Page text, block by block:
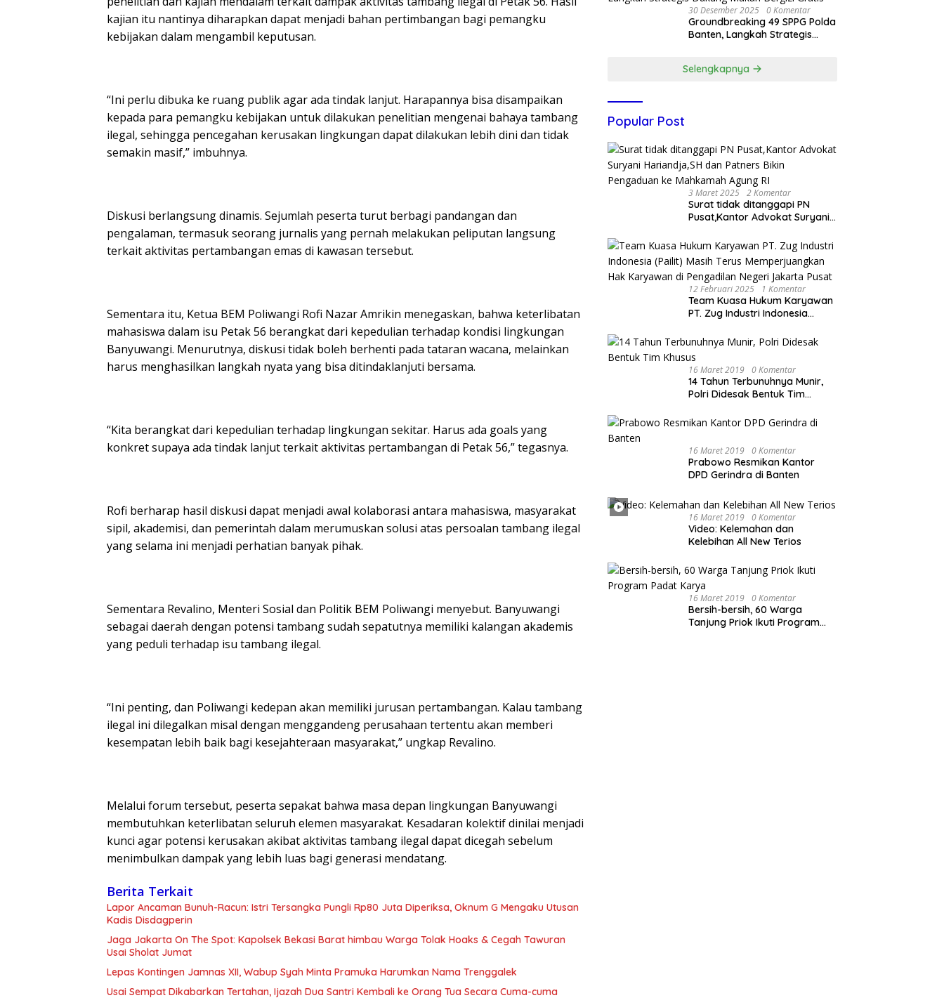
kajian itu nantinya diharapkan dapat menjadi bahan pertimbangan bagi pemangku
kebijakan dalam mengambil keputusan.
“Ini perlu dibuka ke ruang publik agar ada tindak lanjut. Harapannya bisa disampaikan
kepada para pemangku kebijakan untuk dilakukan penelitian mengenai bahaya tambang
ilegal, sehingga pencegahan kerusakan lingkungan dapat dilakukan lebih dini dan tidak
semakin masif,” imbuhnya.
Diskusi berlangsung dinamis. Sejumlah peserta turut berbagi pandangan dan
pengalaman, termasuk seorang jurnalis yang pernah melakukan peliputan langsung
terkait aktivitas pertambangan emas di kawasan tersebut.
Sementara itu, Ketua BEM Poliwangi Rofi Nazar Amrikin menegaskan, bahwa keterlibatan
mahasiswa dalam isu Petak 56 berangkat dari kepedulian terhadap kondisi lingkungan
Banyuwangi. Menurutnya, diskusi tidak boleh berhenti pada tataran wacana, melainkan
harus menghasilkan langkah nyata yang bisa ditindaklanjuti bersama.
“Kita berangkat dari kepedulian terhadap lingkungan sekitar. Harus ada goals yang
konkret supaya ada tindak lanjut terkait aktivitas pertambangan di Petak 56,” tegasnya.
Rofi berharap hasil diskusi dapat menjadi awal kolaborasi antara mahasiswa, masyarakat
sipil, akademisi, dan pemerintah dalam merumuskan solusi atas persoalan tambang ilegal
yang selama ini menjadi perhatian banyak pihak.
Sementara Revalino, Menteri Sosial dan Politik BEM Poliwangi menyebut. Banyuwangi
sebagai daerah dengan potensi tambang sudah sepatutnya memiliki kalangan akademis
yang peduli terhadap isu tambang ilegal.
“Ini penting, dan Poliwangi kedepan akan memiliki jurusan pertambangan. Kalau tambang
ilegal ini dilegalkan misal dengan menggandeng perusahaan tertentu akan memberi
kesempatan lebih baik bagi kesejahteraan masyarakat,” ungkap Revalino.
Melalui forum tersebut, peserta sepakat bahwa masa depan lingkungan Banyuwangi
membutuhkan keterlibatan seluruh elemen masyarakat. Kesadaran kolektif dinilai menjadi
kunci agar potensi kerusakan akibat aktivitas tambang ilegal dapat dicegah sebelum
menimbulkan dampak yang lebih luas bagi generasi mendatang.
Berita Terkait
Lapor Ancaman Bunuh-Racun: Istri Tersangka Pungli Rp80 Juta Diperiksa, Oknum G Mengaku Utusan
Kadis Disdagperin
Jaga Jakarta On The Spot: Kapolsek Bekasi Barat himbau Warga Tolak Hoaks & Cegah Tawuran
Usai Sholat Jumat
Lepas Kontingen Jamnas XII, Wabup Syah Minta Pramuka Harumkan Nama Trenggalek
Usai Sempat Dikabarkan Tertahan, Ijazah Dua Santri Kembali ke Orang Tua Secara Cuma-cuma
30 Desember 2025 0 Komentar
Groundbreaking 49 SPPG Polda
Banten, Langkah Strategis
Selengkapnya
Popular Post
3 Maret 2025 2 Komentar
Surat tidak ditanggapi PN
Pusat,Kantor Advokat Suryani
Pengaduan ke Mahkamah
Agung RI
12 Februari 2025 1 Komentar
Team Kuasa Hukum Karyawan
PT. Zug Industri Indonesia
Memperjuangkan Hak
Karyawan di Pengadilan Negeri
Jakarta Pusat
16 Maret 2019 0 Komentar
14 Tahun Terbunuhnya Munir,
Polri Didesak Bentuk Tim
16 Maret 2019 0 Komentar
Prabowo Resmikan Kantor
DPD Gerindra di Banten
16 Maret 2019 0 Komentar
Video: Kelemahan dan
Kelebihan All New Terios
16 Maret 2019 0 Komentar
Bersih-bersih, 60 Warga
Tanjung Priok Ikuti Program